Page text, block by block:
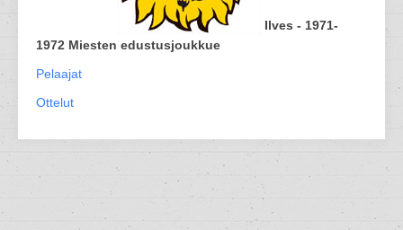
Ilves - 1971-
1972 Miesten edustusjoukkue
Pelaajat
Ottelut